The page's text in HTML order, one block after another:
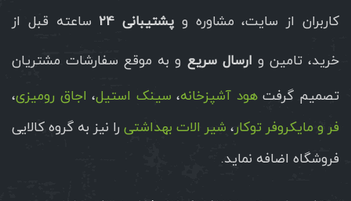
کاربران از سایت، مشاوره وپشتیبانی 24 ساعته قبل از
خرید، تامین و ارسال سریع و به موقع سفارشات مشتریان
تصمیم گرفتهود آشپزخانه، سینک استیل، اجاق رومیزی،
فر و مایکروفر توکار، شیر الات بهداشتی را نیز به گروه کالایی
فروشگاه اضافه نماید.